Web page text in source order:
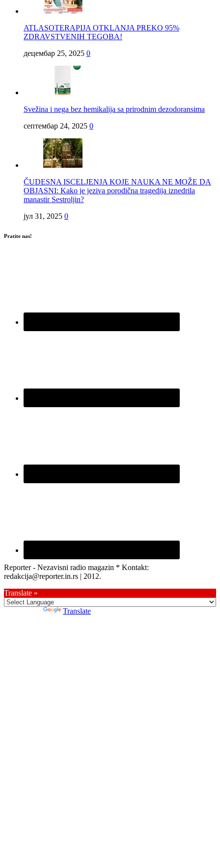
ATLASOTERAPIJA OTKLANJA PREKO 95%
ZDRAVSTVENIH TEGOBA!
децембар 25, 2025 0
Svežina i nega bez hemikalija sa prirodnim dezodoransima
септембар 24, 2025 0
ČUDESNA ISCELJENJA KOJE NAUKA NE MOŽE DA
OBJASNI: Kako je jeziva porodična tragedija iznedrila
manastir Sestroljin?
јул 31, 2025 0
Pratite nas!
Reporter - Nezavisni radio magazin * Kontakt:
redakcija@reporter.in.rs | 2012.
Translate »
Translate